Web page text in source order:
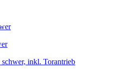
inkl. Torantrieb